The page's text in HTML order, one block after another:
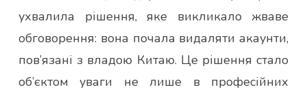
ухвалила рішення, яке викликало жваве
обговорення: вона почала видаляти акаунти,
пов’язані з владою Китаю. Це рішення стало
об’єктом уваги не лише в професійних